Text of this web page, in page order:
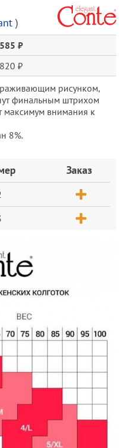
)
585 ₽
820 ₽
рисунком,
финальным штрихом
максимум внимания к
8%.
Заказ